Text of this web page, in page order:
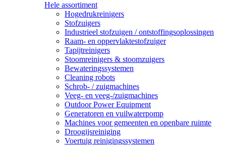
Hele assortiment
Hogedrukreinigers
Stofzuigers
Industrieel stofzuigen / ontstoffingsoplossingen
Raam- en oppervlaktestofzuiger
Tapijtreinigers
Stoomreinigers & stoomzuigers
Bewateringssystemen
Cleaning robots
Schrob- / zuigmachines
Veeg- en veeg-/zuigmachines
Outdoor Power Equipment
Generatoren en vuilwaterpomp
Machines voor gemeenten en openbare ruimte
Droogijsreiniging
Voertuig reinigingssystemen